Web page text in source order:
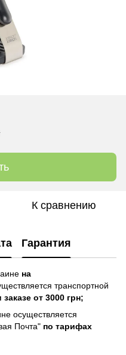
К сравнению
Гарантия
на
транспортной
заказе от 3000 грн;
осуществляется
Почта" по тарифах